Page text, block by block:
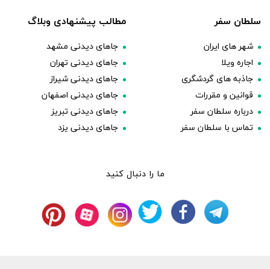
سلطان سفر
شهر های ایران
اجاره ویلا
جاذبه های گردشگری
قوانین و مقررات
درباره سلطان سفر
تماس با سلطان سفر
مطالب پیشنهادی وبلاگ
جاهای دیدنی مشهد
جاهای دیدنی تهران
جاهای دیدنی شیراز
جاهای دیدنی اصفهان
جاهای دیدنی تبریز
جاهای دیدنی یزد
ما را دنبال کنید